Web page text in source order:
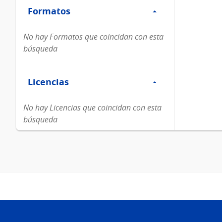
Formatos
Formatos
No hay Formatos que coincidan con esta
búsqueda
Licencias
Licencias
No hay Licencias que coincidan con esta
búsqueda